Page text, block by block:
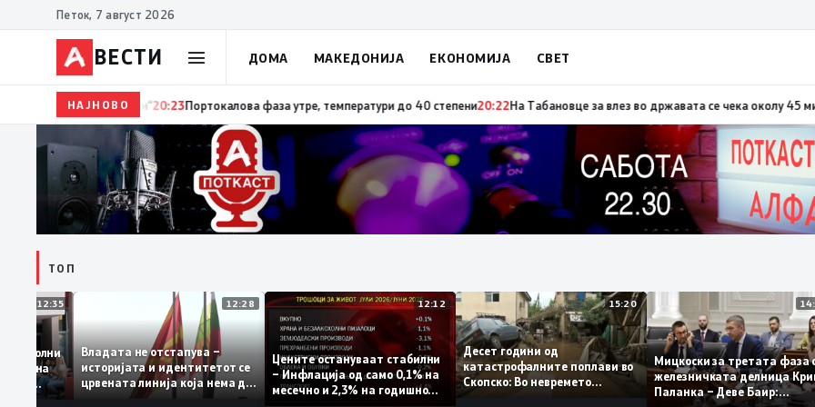
Петок, 7 август 2026
ВЕСТИ ДОМА МАКЕДОНИЈА ЕКОНОМИЈА СВЕТ
НАЈНОВО20:24Сиљановска Давкова на Свечената академија по повод „30 години Општина Вевчани“20:23Портокалова фаза утре,
ТОП
12:35
се задоволни
на
12:28
Владата не отстапува –
историјата и идентитетот се
црвената линија која нема да
се погази
12:12
Цените остануваат стабилни
– Инфлација од само 0,1% на
месечно и 2,3% на годишно
15:20
Десет години од
катастрофалните поплави во
Скопско: Во невремето
Мицкоски за третата
железничката делница
Паланка – Деве Баир: